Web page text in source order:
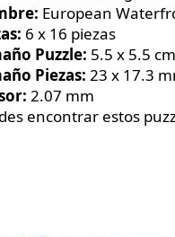
European
6 x 16 piezas
Puzzle: 5.5 x 5.5
Piezas:23 x 17.3
2.07 mm
encontrar estos